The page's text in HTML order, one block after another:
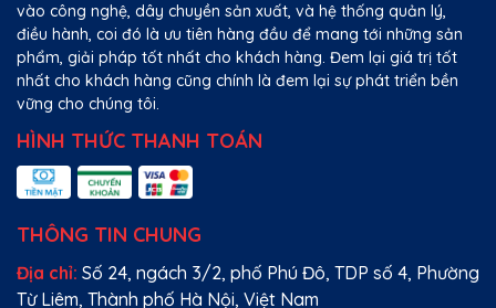
vào công nghệ, dây chuyền sản xuất, và hệ thống quản lý,
điều hành, coi đó là ưu tiên hàng đầu để mang tới những sản
phẩm, giải pháp tốt nhất cho khách hàng. Đem lại giá trị tốt
nhất cho khách hàng cũng chính là đem lại sự phát triển bền
vững cho chúng tôi.
HÌNH THỨC THANH TOÁN
THÔNG TIN CHUNG
Địa chỉ: Số 24, ngách 3/2, phố Phú Đô, TDP số 4, Phường
Từ Liêm, Thành phố Hà Nội, Việt Nam